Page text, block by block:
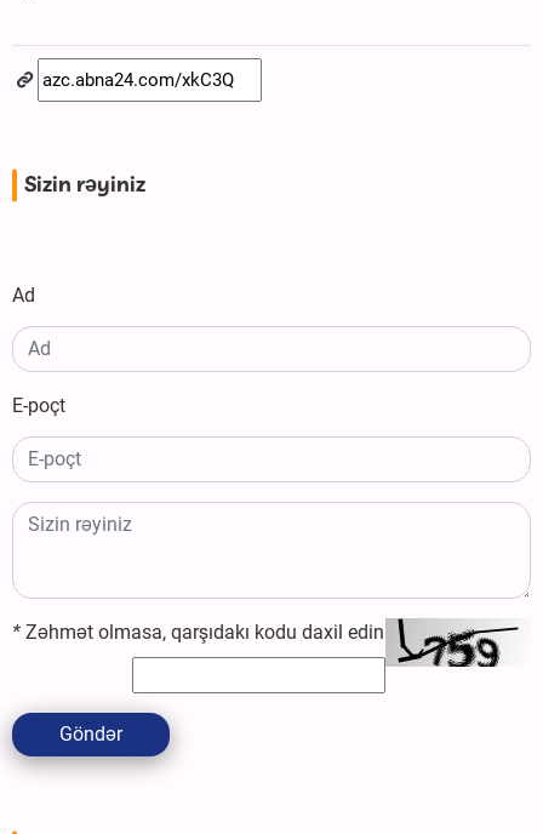
Sizin rəyiniz
Ad
E-poçt
* Zəhmət olmasa, qarşıdakı kodu daxil edin
Göndər